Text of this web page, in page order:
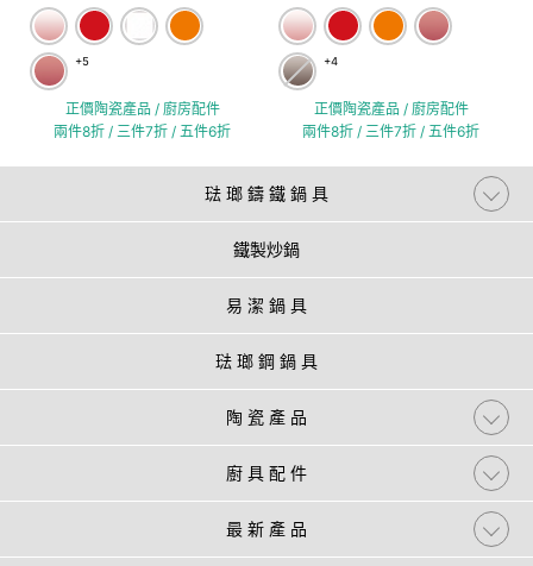
+5
正價陶瓷產品 / 廚房配件
兩件8折 / 三件7折 / 五件6折
+4
正價陶瓷產品 / 廚房配件
兩件8折 / 三件7折 / 五件6折
琺 瑯 鑄 鐵 鍋 具
鐵製炒鍋
易 潔 鍋 具
琺 瑯 鋼 鍋 具
陶 瓷 產 品
廚 具 配 件
最 新 產 品